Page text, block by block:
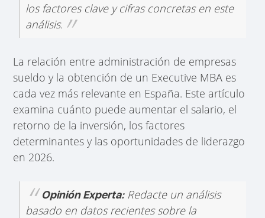
los factores clave y cifras concretas en este
análisis.
La relación entre administración de empresas
sueldo y la obtención de un Executive MBA es
cada vez más relevante en España. Este artículo
examina cuánto puede aumentar el salario, el
retorno de la inversión, los factores
determinantes y las oportunidades de liderazgo
en 2026.
Opinión Experta: Redacte un análisis
basado en datos recientes sobre la